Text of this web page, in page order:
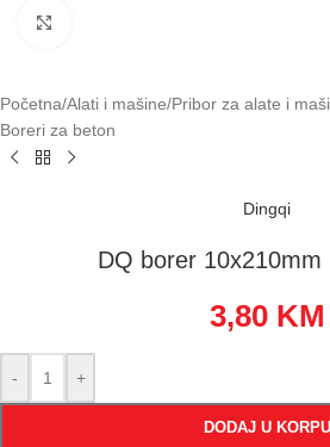
Početna/Alati i mašine/Pribor za alate i
Boreri za beton
Dingqi
DQ borer 10x210mm
3,80 KM
- +
DODAJ U KORPU